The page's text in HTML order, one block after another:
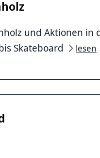
und Aktionen in
Skateboard
lesen